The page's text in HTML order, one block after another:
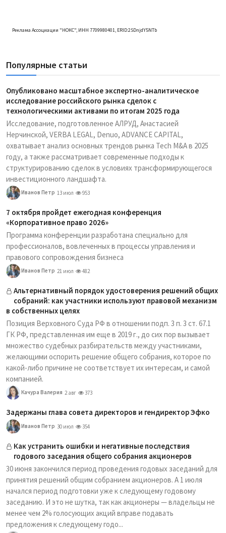
Реклама Ассоциации "НОКС", ИНН 7709980401, ERID:2SDnjdY5NTb
Популярные статьи
Опубликовано масштабное экспертно-аналитическое
исследование российского рынка сделок с
технологическими активами по итогам 2025 года
Исследование, подготовленное АЛРУД, Анастасией
Нерчинской, VERBA LEGAL, Denuo, ADVANCE CAPITAL,
охватывает анализ основных трендов рынка Tech M&A в 2025
году, а также рассматривает современные подходы к
структурированию сделок в условиях трансформирующегося
инвестиционного ландшафта.
Иванов Петр 13 июл 953
7 октября пройдет ежегодная конференция
«Корпоративное право 2026»
Программа конференции разработана специально для
профессионалов, вовлеченных в процессы управления и
правового сопровождения бизнеса
Иванов Петр 21 июл 482
Альтернативный порядок удостоверения решений общих
собраний: как участники используют правовой механизм
в собственных целях
Позиция Верховного Суда РФ в отношении подп. 3 п. 3 ст. 67.1
ГК РФ, представленная им еще в 2019 г., до сих пор вызывает
множество судебных разбирательств между участниками,
желающими оспорить решение общего собрания, которое по
какой-либо причине не соответствует их интересам, и самой
компанией.
Качура Валерия 2 авг 373
Задержаны глава совета директоров и гендиректор Эфко
Иванов Петр 30 июл 354
Как устранить ошибки и негативные последствия
годового заседания общего собрания акционеров
30 июня закончился период проведения годовых заседаний для
принятия решений общим собранием акционеров. А 1 июля
начался период подготовки уже к следующему годовому
заседанию. И это не шутка, так как акционеры — владельцы не
менее чем 2% голосующих акций вправе подавать
предложения к следующему годо...